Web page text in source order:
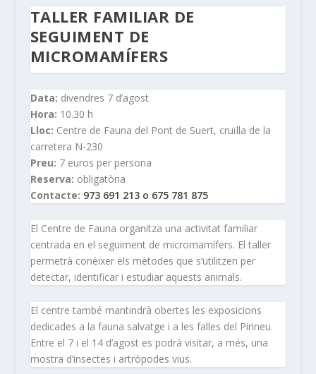
TALLER FAMILIAR DE
SEGUIMENT DE
MICROMAMÍFERS
Data: divendres 7 d’agost
Hora: 10.30 h
Lloc: Centre de Fauna del Pont de Suert, cruïlla de la
carretera N-230
Preu: 7 euros per persona
Reserva: obligatòria
Contacte: 973 691 213 o 675 781 875
El Centre de Fauna organitza una activitat familiar
centrada en el seguiment de micromamífers. El taller
permetrà conèixer els mètodes que s’utilitzen per
detectar, identificar i estudiar aquests animals.
El centre també mantindrà obertes les exposicions
dedicades a la fauna salvatge i a les falles del Pirineu.
Entre el 7 i el 14 d’agost es podrà visitar, a més, una
mostra d’insectes i artròpodes vius.